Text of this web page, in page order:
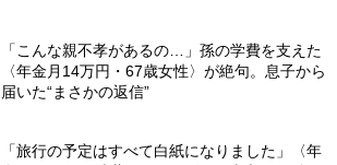
「こんな親不孝があるの…」孫の学費を支えた
〈年金月14万円・67歳女性〉が絶句。息子から
届いた“まさかの返信”
「旅行の予定はすべて白紙になりました」〈年